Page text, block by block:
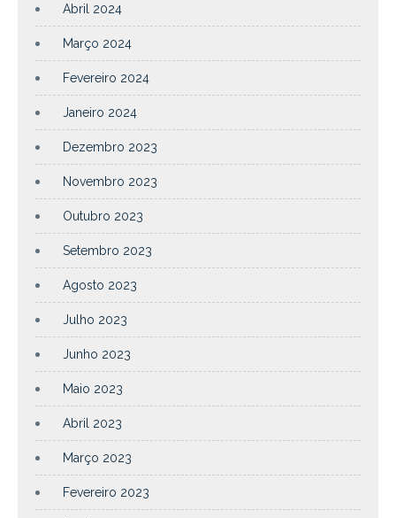
Abril 2024
Março 2024
Fevereiro 2024
Janeiro 2024
Dezembro 2023
Novembro 2023
Outubro 2023
Setembro 2023
Agosto 2023
Julho 2023
Junho 2023
Maio 2023
Abril 2023
Março 2023
Fevereiro 2023